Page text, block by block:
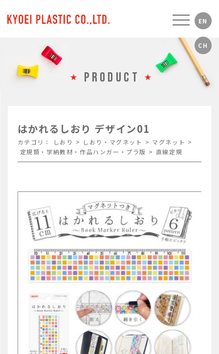
PRODUCT
はかれるしおり デザイン01
カテゴリ： しおり > しおり・マグネット > マグネット >
定規類・学納教材・作品ハンガー・プラ版 > 直線定規